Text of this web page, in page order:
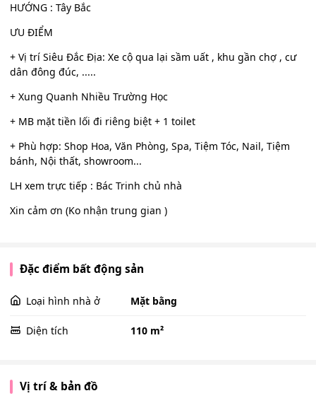
HƯỚNG : Tây Bắc
ƯU ĐIỂM
+ Vị trí Siêu Đắc Địa: Xe cộ qua lại sầm uất , khu gần chợ , cư
dân đông đúc, .....
+ Xung Quanh Nhiều Trường Học
+ MB mặt tiền lối đi riêng biệt + 1 toilet
+ Phù hợp: Shop Hoa, Văn Phòng, Spa, Tiệm Tóc, Nail, Tiệm
bánh, Nội thất, showroom...
LH xem trực tiếp : Bác Trinh chủ nhà
Xin cảm ơn (Ko nhận trung gian )
Đặc điểm bất động sản
Loại hình nhà ở Mặt bằng
Diện tích 110 m²
Vị trí & bản đồ